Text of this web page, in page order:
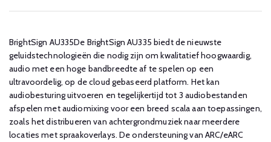
BrightSign AU335De BrightSign AU335 biedt de nieuwste
geluidstechnologieën die nodig zijn om kwalitatief hoogwaardig,
audio met een hoge bandbreedte af te spelen op een
ultravoordelig, op de cloud gebaseerd platform. Het kan
audiobesturing uitvoeren en tegelijkertijd tot 3 audiobestanden
afspelen met audiomixing voor een breed scala aan toepassingen,
zoals het distribueren van achtergrondmuziek naar meerdere
locaties met spraakoverlays. De ondersteuning van ARC/eARC